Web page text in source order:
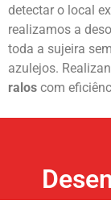
detectar o local
realizamos a
toda a sujeira
azulejos.
ralos com